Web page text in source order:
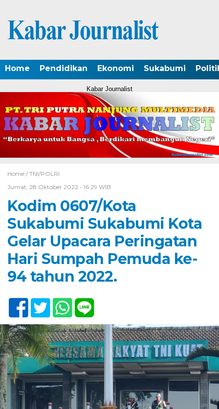
Home Pendidikan Ekonomi Sukabumi
Kabar Journalist
Home / TNI/POLRI
Jumat, 28 Oktober 2022 - 16:29 WIB
Kodim 0607/Kota
Sukabumi Sukabumi Kota
Gelar Upacara Peringatan
Hari Sumpah Pemuda ke-
94 tahun 2022.